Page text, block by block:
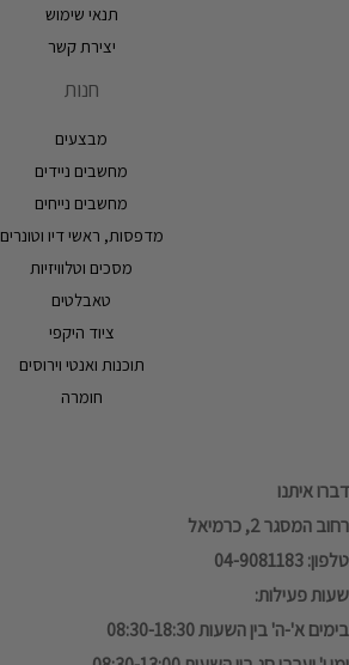
תנאי שימוש
יצירת קשר
חנות
מבצעים
מחשבים ניידים
מחשבים נייחים
מדפסות, ראשי דיו וטונרים
מסכים וטלוויזיות
טאבלטים
ציוד היקפי
תוכנות ואנטי וירוסים
חומרה
דברו איתנו
רחוב המסגר 2, כרמיאל
טלפון: 04-9081183
שעות פעילות:
בימים א'-ה' בין השעות 08:30-18:30